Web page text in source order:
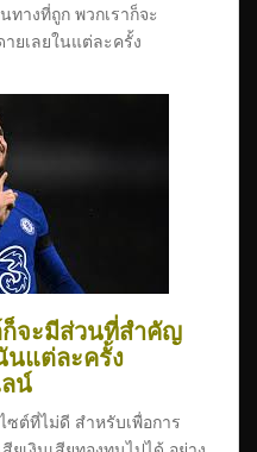
ทางที่ถูก พวกเราก็จะ
ายเลยในแต่ละครั้ง
ก็จะมีส่วนที่สำคัญ
นแต่ละครั้ง
น์
ซต์ที่ไม่ดี สำหรับเพื่อการ